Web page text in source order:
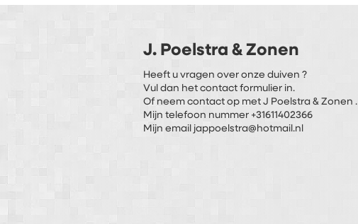
J. Poelstra & Zonen
Heeft u vragen over onze duiven ?
Vul dan het contact formulier in.
Of neem contact op met J Poelstra & Zonen .
Mijn telefoon nummer +31611402366
Mijn email jappoelstra@hotmail.nl